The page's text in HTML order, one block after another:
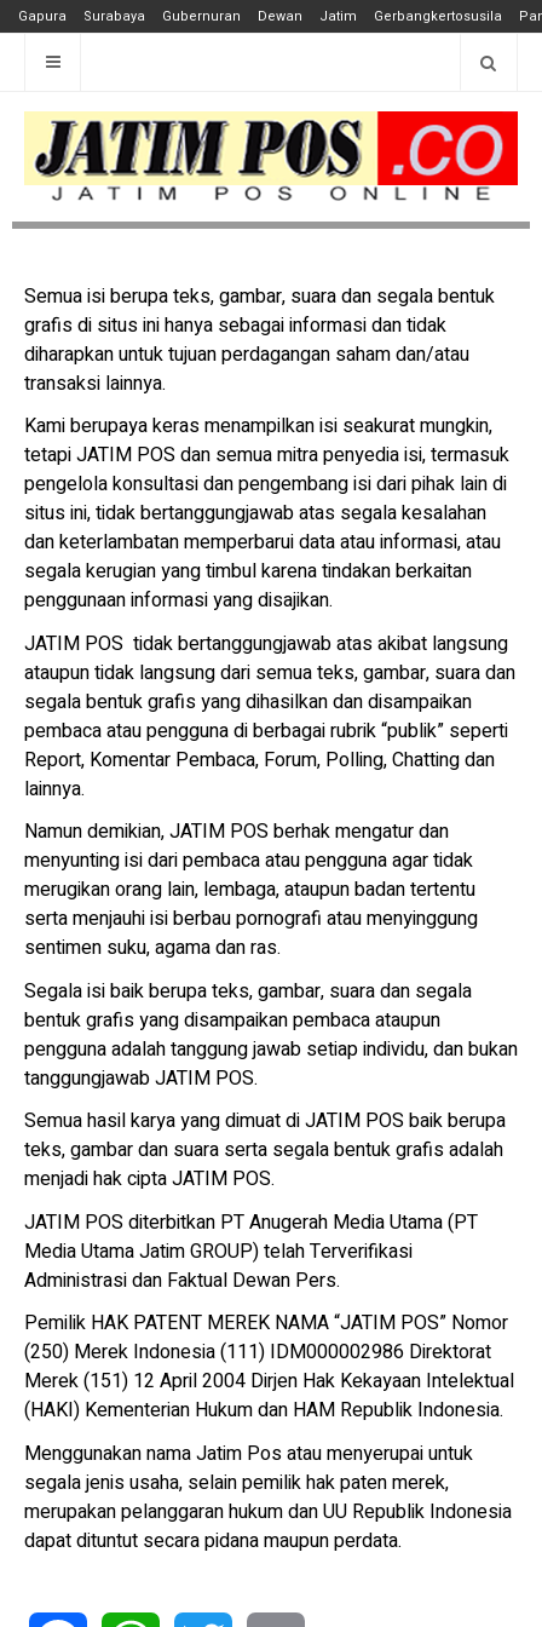
Gapura Surabaya Gubernuran Dewan Jatim Gerbangkertosusila
Semua isi berupa teks, gambar, suara dan segala bentuk
grafis di situs ini hanya sebagai informasi dan tidak
diharapkan untuk tujuan perdagangan saham dan/atau
transaksi lainnya.
Kami berupaya keras menampilkan isi seakurat mungkin,
tetapi JATIM POS dan semua mitra penyedia isi, termasuk
pengelola konsultasi dan pengembang isi dari pihak lain di
situs ini, tidak bertanggungjawab atas segala kesalahan
dan keterlambatan memperbarui data atau informasi, atau
segala kerugian yang timbul karena tindakan berkaitan
penggunaan informasi yang disajikan.
JATIM POS tidak bertanggungjawab atas akibat langsung
ataupun tidak langsung dari semua teks, gambar, suara dan
segala bentuk grafis yang dihasilkan dan disampaikan
pembaca atau pengguna di berbagai rubrik “publik” seperti
Report, Komentar Pembaca, Forum, Polling, Chatting dan
lainnya.
Namun demikian, JATIM POS berhak mengatur dan
menyunting isi dari pembaca atau pengguna agar tidak
merugikan orang lain, lembaga, ataupun badan tertentu
serta menjauhi isi berbau pornografi atau menyinggung
sentimen suku, agama dan ras.
Segala isi baik berupa teks, gambar, suara dan segala
bentuk grafis yang disampaikan pembaca ataupun
pengguna adalah tanggung jawab setiap individu, dan bukan
tanggungjawab JATIM POS.
Semua hasil karya yang dimuat di JATIM POS baik berupa
teks, gambar dan suara serta segala bentuk grafis adalah
menjadi hak cipta JATIM POS.
JATIM POS diterbitkan PT Anugerah Media Utama (PT
Media Utama Jatim GROUP) telah Terverifikasi
Administrasi dan Faktual Dewan Pers.
Pemilik HAK PATENT MEREK NAMA “JATIM POS” Nomor
(250) Merek Indonesia (111) IDM000002986 Direktorat
Merek (151) 12 April 2004 Dirjen Hak Kekayaan Intelektual
(HAKI) Kementerian Hukum dan HAM Republik Indonesia.
Menggunakan nama Jatim Pos atau menyerupai untuk
segala jenis usaha, selain pemilik hak paten merek,
merupakan pelanggaran hukum dan UU Republik Indonesia
dapat dituntut secara pidana maupun perdata.